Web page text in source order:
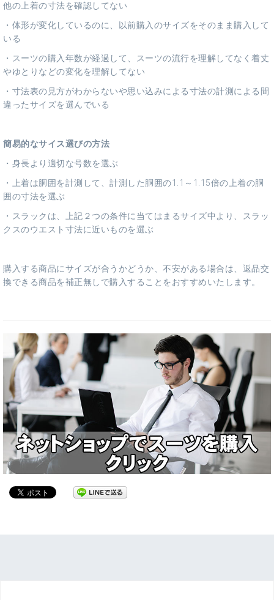
他の上着の寸法を確認してない
・体形が変化しているのに、以前購入のサイズをそのまま購入して
いる
・スーツの購入年数が経過して、スーツの流行を理解してなく着丈
やゆとりなどの変化を理解してない
・寸法表の見方がわからないや思い込みによる寸法の計測による間
違ったサイズを選んでいる
簡易的なサイス選びの方法
・身長より適切な号数を選ぶ
・上着は胴囲を計測して、計測した胴囲の1.1～1.15倍の上着の胴
囲の寸法を選ぶ
・スラックは、上記２つの条件に当てはまるサイズ中より、スラッ
クスのウエスト寸法に近いものを選ぶ
購入する商品にサイズが合うかどうか、不安がある場合は、返品交
換できる商品を補正無しで購入することをおすすめいたします。